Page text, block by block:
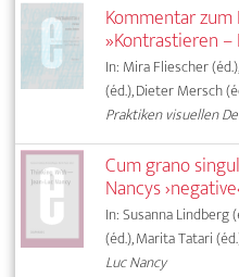
Kommentar zum
»Kontrastieren
In: Mira Fliescher
(éd.), Dieter Mersch
Praktiken visuellen
Cum grano
Nancys
In: Susanna Lindberg
(éd.), Marita Tatari
Luc Nancy